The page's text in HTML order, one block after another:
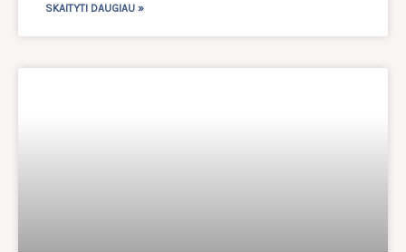
SKAITYTI DAUGIAU »